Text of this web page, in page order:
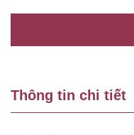
Thông tin chi tiết